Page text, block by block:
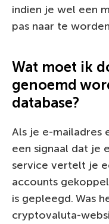
indien je wel een
pas naar te
Wat moet ik
genoemd
database?
Als je e-mailadres
een signaal dat je
service vertelt je
accounts
is gepleegd. Was
cryptovaluta-